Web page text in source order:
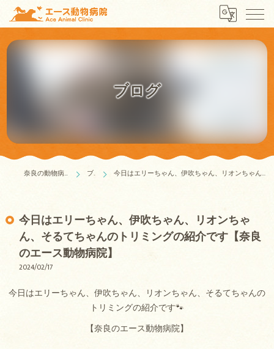
ブログ
奈良の動物病院はエース動物病院 ブログ 今日はエリーちゃん、伊吹ちゃん、リオンちゃん、そるてちゃんのトリミングの紹介です【奈良のエース動物病院】
今日はエリーちゃん、伊吹ちゃん、リオンちゃ
ん、そるてちゃんのトリミングの紹介です【奈良
のエース動物病院】
2024/02/17
今日はエリーちゃん、伊吹ちゃん、リオンちゃん、そるてちゃんの
トリミングの紹介です🐾
【奈良のエース動物病院】